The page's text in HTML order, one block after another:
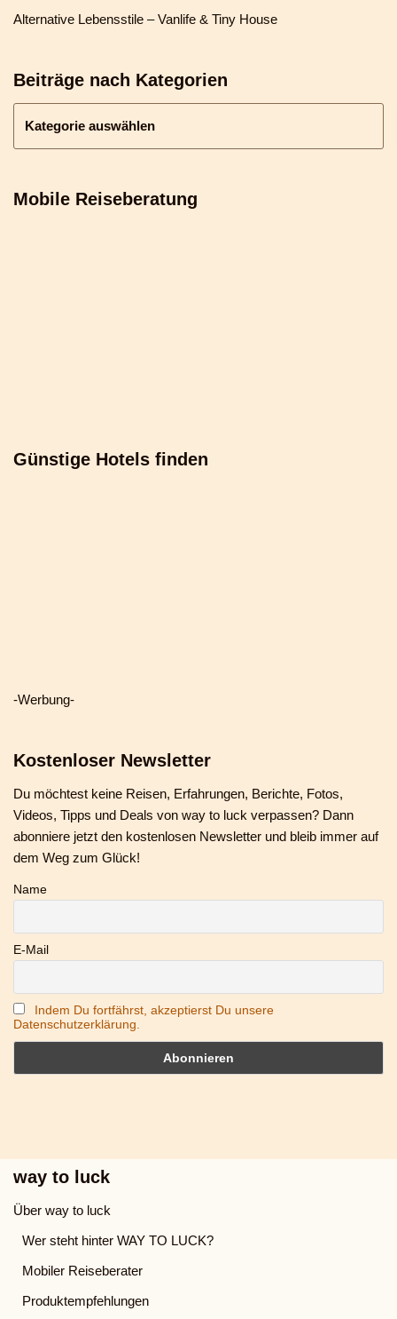
Alternative Lebensstile – Vanlife & Tiny House
Beiträge nach Kategorien
Mobile Reiseberatung
Günstige Hotels finden
-Werbung-
Kostenloser Newsletter
Du möchtest keine Reisen, Erfahrungen, Berichte, Fotos,
Videos, Tipps und Deals von way to luck verpassen? Dann
abonniere jetzt den kostenlosen Newsletter und bleib immer auf
dem Weg zum Glück!
Name
E-Mail
Indem Du fortfährst, akzeptierst Du unsere
Datenschutzerklärung.
way to luck
Über way to luck
Wer steht hinter WAY TO LUCK?
Mobiler Reiseberater
Produktempfehlungen